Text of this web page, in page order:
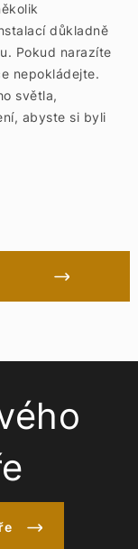
důkladně
Pokud narazíte
nepokládejte.
světla,
abyste si byli